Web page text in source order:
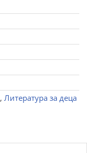
, Литература за деца